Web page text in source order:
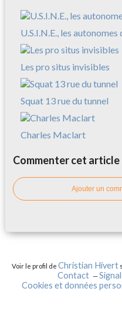
U.S.I.N.E., les
Les pro situs invisibles
Squat 13 rue du tunnel
Charles Maclart
Commenter cet article
Ajouter un
Voir le profil deChristian Hivert
Contact
Cookies et données